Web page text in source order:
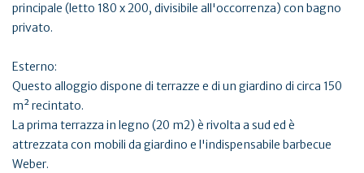
principale (letto 180 x 200, divisibile all'occorrenza) con bagno
privato.
Esterno:
Questo alloggio dispone di terrazze e di un giardino di circa 150
m² recintato.
La prima terrazza in legno (20 m2) è rivolta a sud ed è
attrezzata con mobili da giardino e l'indispensabile barbecue
Weber.